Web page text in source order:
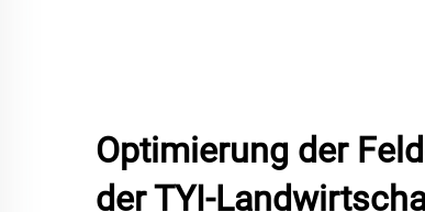
Optimierung der
der TYI-